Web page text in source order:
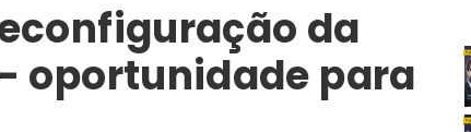
da
oportunidade para